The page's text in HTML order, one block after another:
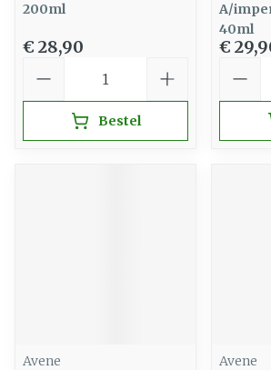
200ml
€ 28,90
Bestel
A/
40ml
€
Avene
Avene